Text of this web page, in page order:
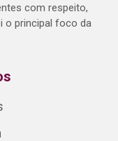
com respeito,
o principal foco da